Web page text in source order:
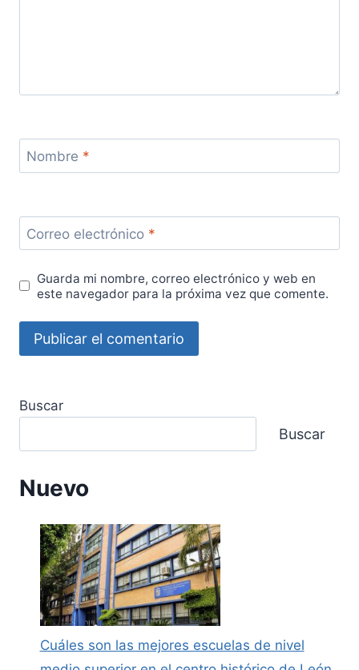
Nombre *
Correo electrónico *
Guarda mi nombre, correo electrónico y web en
este navegador para la próxima vez que comente.
Buscar
Buscar
Nuevo
Cuáles son las mejores escuelas de nivel